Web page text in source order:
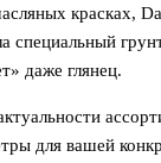
красках,
специальный
даже глянец.
для вашей